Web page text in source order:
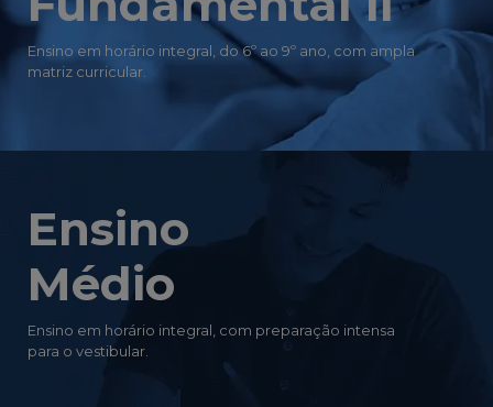
Ensino em horário integral, do 6º ao 9º ano, com ampla
matriz curricular.
Ensino
Médio
Ensino em horário integral, com preparação intensa
para o vestibular.